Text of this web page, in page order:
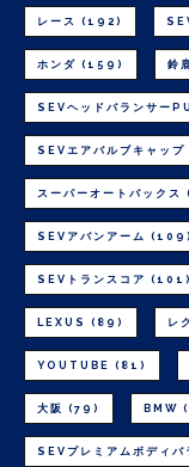
レース (192)
ホンダ (159) 鈴
SEVヘッドバランサーPU
SEVエアバルブキャップ
スーパーオートバックス
SEVアバンアーム (109)
SEVトランスコア (101)
LEXUS (89) レ
YOUTUBE (81)
大阪 (79) BMW
SEVプレミアムボディバ